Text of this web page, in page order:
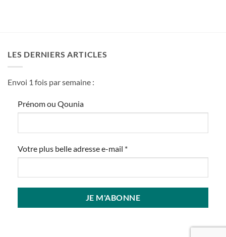
LES DERNIERS ARTICLES
Envoi 1 fois par semaine :
Prénom ou Qounia
Votre plus belle adresse e-mail *